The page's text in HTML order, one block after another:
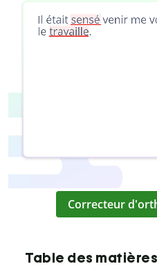
Correcteur
Table des matières